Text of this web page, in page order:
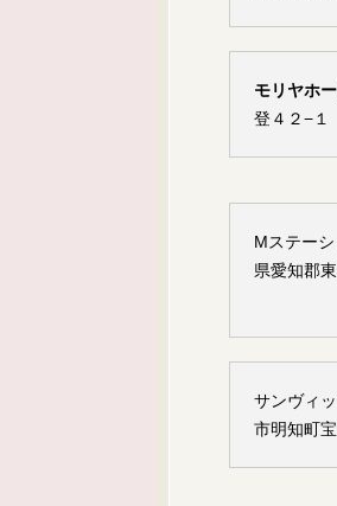
モリヤホ
登４２−１
Mステー
県愛知郡
サンヴィ
市明知町